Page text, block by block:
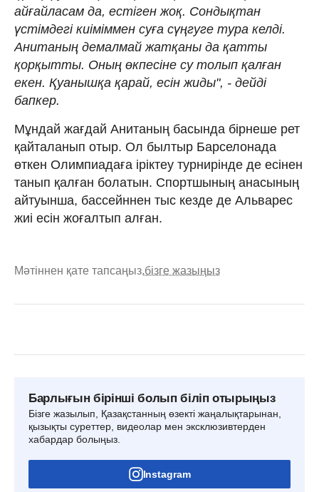
айғайласам да, естіген жоқ. Сондықтан
үстімдегі киіміммен суға сүңгуге тура келді.
Анитаның демалмай жатқаны да қатты
қорқытты. Оның өкпесіне су толып қалған
екен. Қуанышқа қарай, есін жиды", - дейді
бапкер.
Мұндай жағдай Анитаның басында бірнеше рет
қайталанып отыр. Ол былтыр Барселонада
өткен Олимпиадаға іріктеу турнирінде де есінен
танып қалған болатын. Спортшының анасының
айтуынша, бассейннен тыс кезде де Альварес
жиі есін жоғалтып алған.
Мәтіннен қате тапсаңыз,бізге жазыңыз
Барлығын бірінші болып біліп отырыңыз
Бізге жазылып, Қазақстанның өзекті жаңалықтарынан,
қызықты суреттер, видеолар мен эксклюзивтерден
хабардар болыңыз.
Instagram